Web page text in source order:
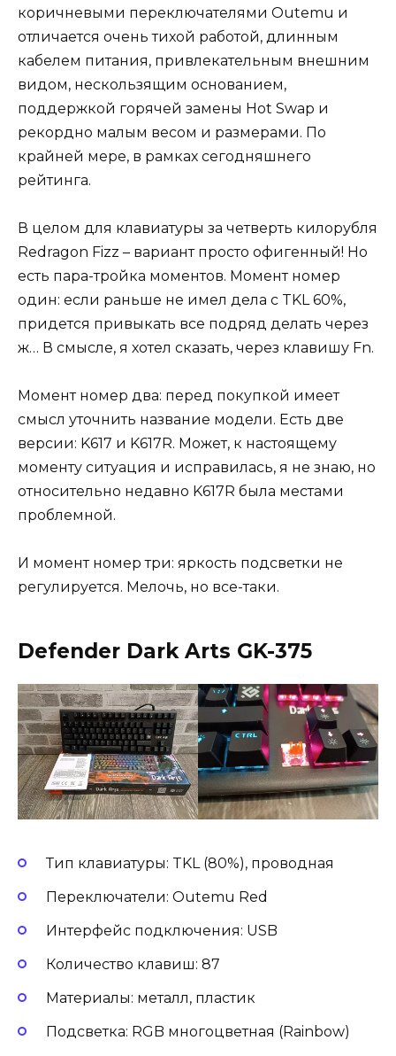
коричневыми переключателями Outemu и
отличается очень тихой работой, длинным
кабелем питания, привлекательным внешним
видом, нескользящим основанием,
поддержкой горячей замены Hot Swap и
рекордно малым весом и размерами. По
крайней мере, в рамках сегодняшнего
рейтинга.
В целом для клавиатуры за четверть килорубля
Redragon Fizz – вариант просто офигенный! Но
есть пара-тройка моментов. Момент номер
один: если раньше не имел дела с TKL 60%,
придется привыкать все подряд делать через
ж… В смысле, я хотел сказать, через клавишу Fn.
Момент номер два: перед покупкой имеет
смысл уточнить название модели. Есть две
версии: K617 и K617R. Может, к настоящему
моменту ситуация и исправилась, я не знаю, но
относительно недавно K617R была местами
проблемной.
И момент номер три: яркость подсветки не
регулируется. Мелочь, но все-таки.
Defender Dark Arts GK-375
Тип клавиатуры: TKL (80%), проводная
Переключатели: Outemu Red
Интерфейс подключения: USB
Количество клавиш: 87
Материалы: металл, пластик
Подсветка: RGB многоцветная (Rainbow)